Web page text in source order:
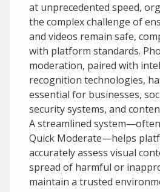
at unprecedented speed,
the complex challenge of
and videos remain safe,
with platform standards.
moderation, paired with
recognition technologies,
essential for businesses,
security systems, and
A streamlined
Quick Moderate—helps
accurately assess visual
spread of harmful or
maintain a trusted